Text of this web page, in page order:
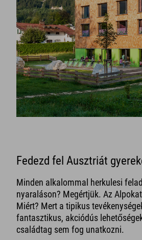
Fedezd fel Ausztriát
Minden alkalommal herkulesi
nyaraláson? Megértjük. Az
Miért? Mert a tipikus
fantasztikus, akciódús
családtag sem fog unatkozni.